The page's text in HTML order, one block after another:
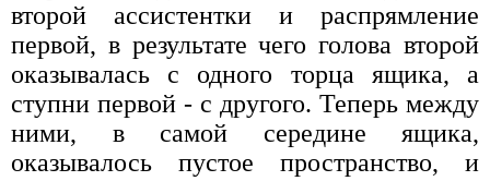
второй ассистентки и распрямление
первой, в результате чего голова второй
оказывалась с одного торца ящика, а
ступни первой - с другого. Теперь между
ними, в самой середине ящика,
оказывалось пустое пространство, и